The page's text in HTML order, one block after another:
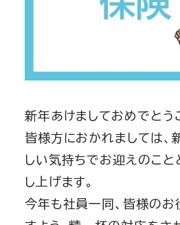
新年あけましておめでとう
皆様方におかれましては、
しい気持ちでお迎えのこと
し上げます。
今年も社員一同、皆様のお